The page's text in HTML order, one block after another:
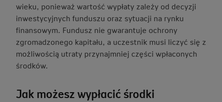
wieku, ponieważ wartość wypłaty zależy od decyzji
inwestycyjnych funduszu oraz sytuacji na rynku
finansowym. Fundusz nie gwarantuje ochrony
zgromadzonego kapitału, a uczestnik musi liczyć się z
możliwością utraty przynajmniej części wpłaconych
środków.
Jak możesz wypłacić środki